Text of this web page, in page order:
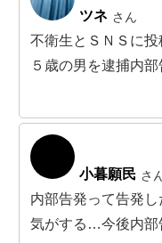
ツネ さん
不衛生とＳＮＳに
５歳の男を逮捕内
小暮願民 さ
内部告発って告発
気がする…今後内部